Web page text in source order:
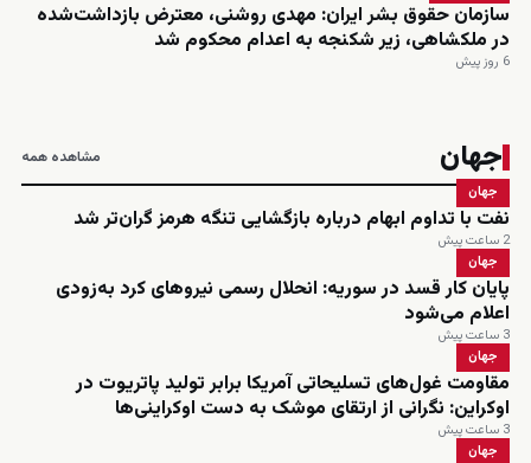
سازمان حقوق بشر ایران: مهدی روشنی، معترض بازداشت‌شده
در ملکشاهی، زیر شکنجه به اعدام محکوم شد
6 روز پیش
جهان مشاهده همه
جهان
نفت با تداوم ابهام درباره بازگشایی تنگه هرمز گران‌تر شد
2 ساعت پیش
جهان
پایان کار قسد در سوریه: انحلال رسمی نیروهای کرد به‌زودی
اعلام می‌شود
3 ساعت پیش
جهان
مقاومت غول‌های تسلیحاتی آمریکا برابر تولید پاتریوت در
اوکراین: نگرانی از ارتقای موشک به دست اوکراینی‌ها
3 ساعت پیش
جهان